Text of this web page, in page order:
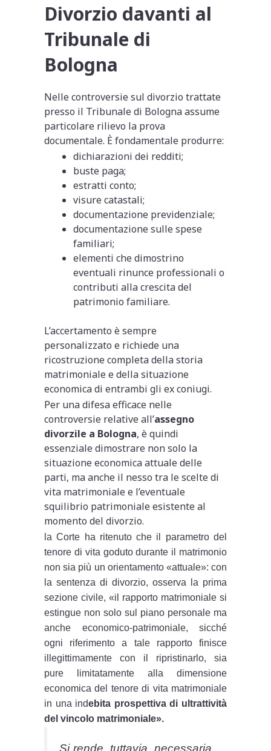
Divorzio davanti al
Tribunale di
Bologna
Nelle controversie sul divorzio trattate
presso il Tribunale di Bologna assume
particolare rilievo la prova
documentale. È fondamentale produrre:
dichiarazioni dei redditi;
buste paga;
estratti conto;
visure catastali;
documentazione previdenziale;
documentazione sulle spese
familiari;
elementi che dimostrino
eventuali rinunce professionali o
contributi alla crescita del
patrimonio familiare.
L’accertamento è sempre
personalizzato e richiede una
ricostruzione completa della storia
matrimoniale e della situazione
economica di entrambi gli ex coniugi.
Per una difesa efficace nelle
controversie relative all’assegno
divorzile a Bologna, è quindi
essenziale dimostrare non solo la
situazione economica attuale delle
parti, ma anche il nesso tra le scelte di
vita matrimoniale e l’eventuale
squilibrio patrimoniale esistente al
momento del divorzio.
la Corte ha ritenuto che il parametro del
tenore di vita goduto durante il matrimonio
non sia più un orientamento «attuale»: con
la sentenza di divorzio, osserva la prima
sezione civile, «il rapporto matrimoniale si
estingue non solo sul piano personale ma
anche economico-patrimoniale, sicché
ogni riferimento a tale rapporto finisce
illegittimamente con il ripristinarlo, sia
pure limitatamente alla dimensione
economica del tenore di vita matrimoniale
in una indebita prospettiva di ultrattività
del vincolo matrimoniale».
Si rende, tuttavia, necessaria,